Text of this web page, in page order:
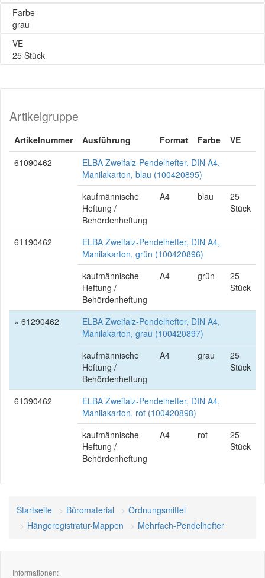
Farbe
grau
VE
25 Stück
Artikelgruppe
Artikelnummer Ausführung Format Farbe
VE
61090462
ELBA Zweifalz-Pendelhefter, DIN A4,
Manilakarton, blau (100420895)
kaufmännische
Heftung /
Behördenheftung
A4 blau
25
Stück
61190462
ELBA Zweifalz-Pendelhefter, DIN A4,
Manilakarton, grün (100420896)
kaufmännische
Heftung /
Behördenheftung
A4 grün
25
Stück
» 61290462
ELBA Zweifalz-Pendelhefter, DIN A4,
Manilakarton, grau (100420897)
kaufmännische
Heftung /
Behördenheftung
A4 grau
25
Stück
61390462
ELBA Zweifalz-Pendelhefter, DIN A4,
Manilakarton, rot (100420898)
kaufmännische
Heftung /
Behördenheftung
A4 rot
25
Stück
Startseite Büromaterial
Ordnungsmittel
Hängeregistratur-Mappen
Mehrfach-Pendelhefter
Informationen: